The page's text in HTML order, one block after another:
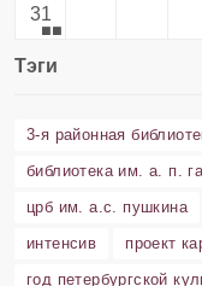
31
Тэги
3-я районная
библиотека им. а. п.
црб им. а.с. пушкина
интенсив
проект
год петербургской